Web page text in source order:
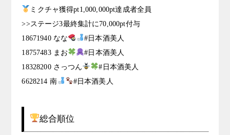
ミクチャ獲得pt1,000,000pt達成者全員
>>ステージ3最終集計に70,000pt付与
18671940 なな
#日本酒美人
18757483 まお
#日本酒美人
18328200 さっつん
#日本酒美人
6628214 南
#日本酒美人
総合順位